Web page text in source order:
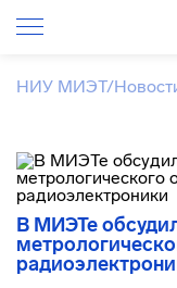
НИУ МИЭТ/
В МИЭТе